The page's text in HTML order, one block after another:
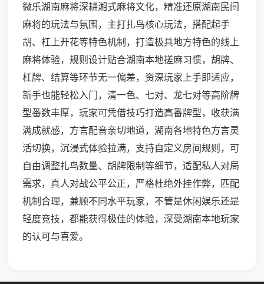
微乐湖南麻将深耕湘式麻将文化，精准还原湖南民间
麻将的玩法与氛围，主打扎鸟核心玩法，搭配起手
胡、杠上开花等特色机制，打造极具地方特色的线上
麻将体验，规则设计贴合湖南本地搓麻习惯，胡牌、
杠牌、结算等环节无一偏差，资深玩家上手即适应，
新手也能轻松入门，清一色、七对、龙七对等高阶牌
型番数丰厚，玩家可凭借技巧打造高番牌型，收获满
满成就感，方言配音亲切地道，湖南各地特色方言灵
活切换，沉浸式体验拉满，支持自定义房间规则，可
自由调整扎鸟数量、胡牌限制等细节，适配私人对局
需求，真人对战公平公正，严格杜绝外挂作弊，匹配
机制合理，兼顾不同水平玩家，不管是休闲娱乐还是
轻度竞技，都能获得极佳的体验，深受湖南本地玩家
的认可与喜爱。